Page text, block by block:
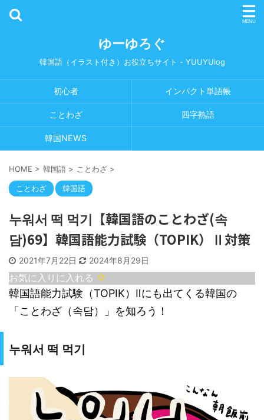
ゆーゆろぐ
韓国語（イラスト付き）お役立ちサイト - YUUYUlog
初心者 インパクト単語帳
ことわざ 四字熟語
韓国NEWS
HOME > 韓国語 > ことわざ >
ことわざ 韓国語
누워서 떡 먹기【韓国語のことわざ(속
담)69】韓国語能力試験（TOPIK）Ⅱ対策
2021年7月22日 2024年8月29日
お気に入りに入れる
韓国語能力試験（TOPIK）Ⅱにも出てくる韓国の
「ことわざ（속담）」を知ろう！
누워서 떡 먹기